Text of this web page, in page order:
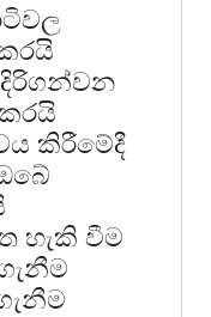
කිරීමේදී
හැකි වීම